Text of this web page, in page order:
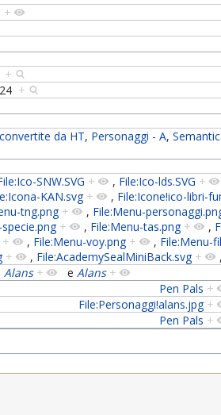
+
+
+
da HT, Personaggi - A,
SNW.SVG + , File:Ico-lds.SVG +
KAN.svg + , File:Icone!ico-libri-
tng.png + , File:Menu-
+ , File:Menu-tas.png + ,
+ , File:Menu-voy.png + , File:Menu-
+ , File:AcademySealMiniBack.svg + ,
Alans + eAlans +
Pen Pals +
File:Personaggi!alans.jpg +
Pen Pals +